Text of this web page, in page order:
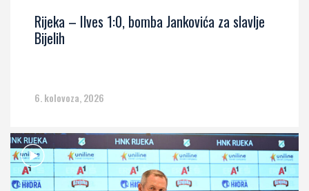
Rijeka – Ilves 1:0, bomba Jankovića za slavlje
Bijelih
6. kolovoza, 2026